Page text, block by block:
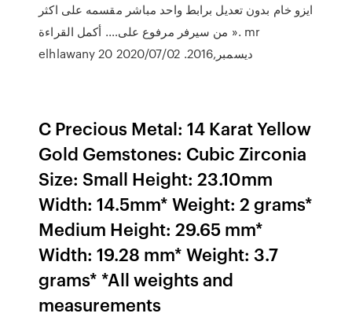
ايزو خام بدون تعديل برابط واحد مباشر مقسمه على اكثر
من سيرفر مرفوع على…. أكمل القراءة ». mr
elhlawany 20 ديسمبر,2016. 2020/07/02
C Precious Metal: 14 Karat Yellow
Gold Gemstones: Cubic Zirconia
Size: Small Height: 23.10mm
Width: 14.5mm* Weight: 2 grams*
Medium Height: 29.65 mm*
Width: 19.28 mm* Weight: 3.7
grams* *All weights and
measurements